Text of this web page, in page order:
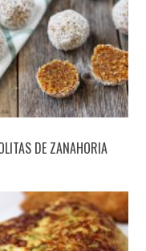
DE ZANAHORIA